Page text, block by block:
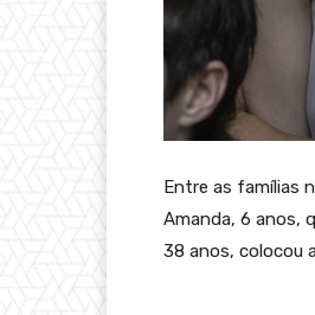
Entre as famílias
Amanda, 6 anos,
38 anos, colocou